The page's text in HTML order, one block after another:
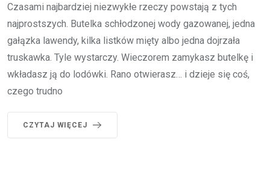
Czasami najbardziej niezwykłe rzeczy powstają z tych
najprostszych. Butelka schłodzonej wody gazowanej, jedna
gałązka lawendy, kilka listków mięty albo jedna dojrzała
truskawka. Tyle wystarczy. Wieczorem zamykasz butelkę i
wkładasz ją do lodówki. Rano otwierasz… i dzieje się coś,
czego trudno
CZYTAJ WIĘCEJ